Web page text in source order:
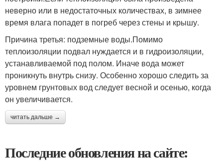
неверно или в недостаточных количествах, в зимнее
время влага попадет в погреб через стены и крышу.
Причина третья: подземные воды.Помимо
теплоизоляции подвал нуждается и в гидроизоляции,
устанавливаемой под полом. Иначе вода может
проникнуть внутрь снизу. Особенно хорошо следить за
уровнем грунтовых вод следует весной и осенью, когда
он увеличивается.
читать дальше →
Последние обновления на сайте: